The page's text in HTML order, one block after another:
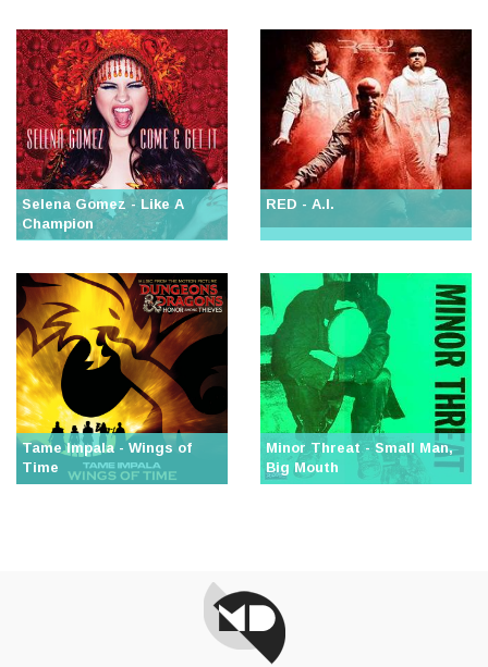
Selena Gomez - Like A
Champion
RED - A.I.
Tame Impala - Wings of
Time
Minor Threat - Small Man,
Big Mouth